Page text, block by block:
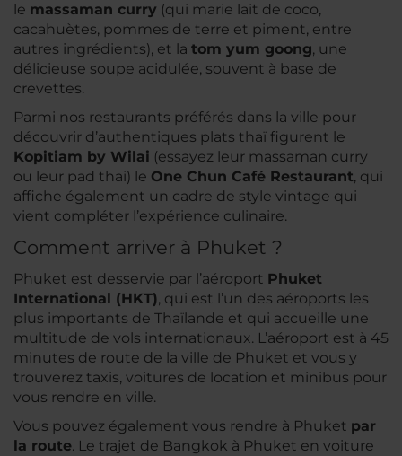
le massaman curry (qui marie lait de coco,
cacahuètes, pommes de terre et piment, entre
autres ingrédients), et la tom yum goong, une
délicieuse soupe acidulée, souvent à base de
crevettes.
Parmi nos restaurants préférés dans la ville pour
découvrir d’authentiques plats thaï figurent le
Kopitiam by Wilai (essayez leur massaman curry
ou leur pad thai) le One Chun Café Restaurant, qui
affiche également un cadre de style vintage qui
vient compléter l’expérience culinaire.
Comment arriver à Phuket ?
Phuket est desservie par l’aéroport Phuket
International (HKT), qui est l’un des aéroports les
plus importants de Thaïlande et qui accueille une
multitude de vols internationaux. L’aéroport est à 45
minutes de route de la ville de Phuket et vous y
trouverez taxis, voitures de location et minibus pour
vous rendre en ville.
Vous pouvez également vous rendre à Phuket par
la route. Le trajet de Bangkok à Phuket en voiture